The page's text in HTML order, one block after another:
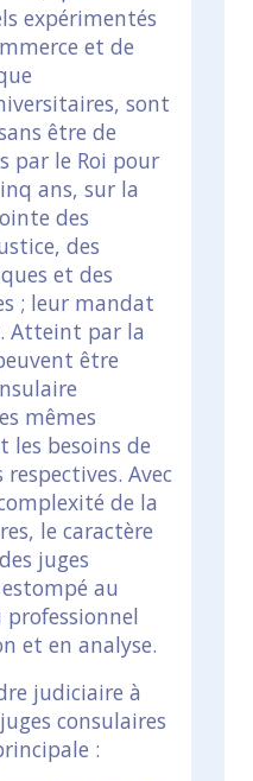
expérimentés
et de
sont
être de
par le Roi pour
ans, sur la
des
des
et des
; leur mandat
Atteint par la
être
mêmes
les besoins de
Avec
de la
le caractère
juges
au
et en analyse.
judiciaire à
consulaires
: